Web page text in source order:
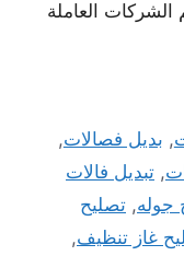
العاملة
, بديل فصالات,
, تبديل فالات
جوله, تصليح
غاز تنظيف,